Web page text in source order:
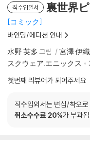
직수입일서 裏世界
コミック
바인딩/에디션 안내
水野 英多 그림 宮澤 伊織
スクウェア.エニックス
첫번째 리뷰어가 되어주세요
직수입외서는 변심/착오
취소수수료 20%가 부과